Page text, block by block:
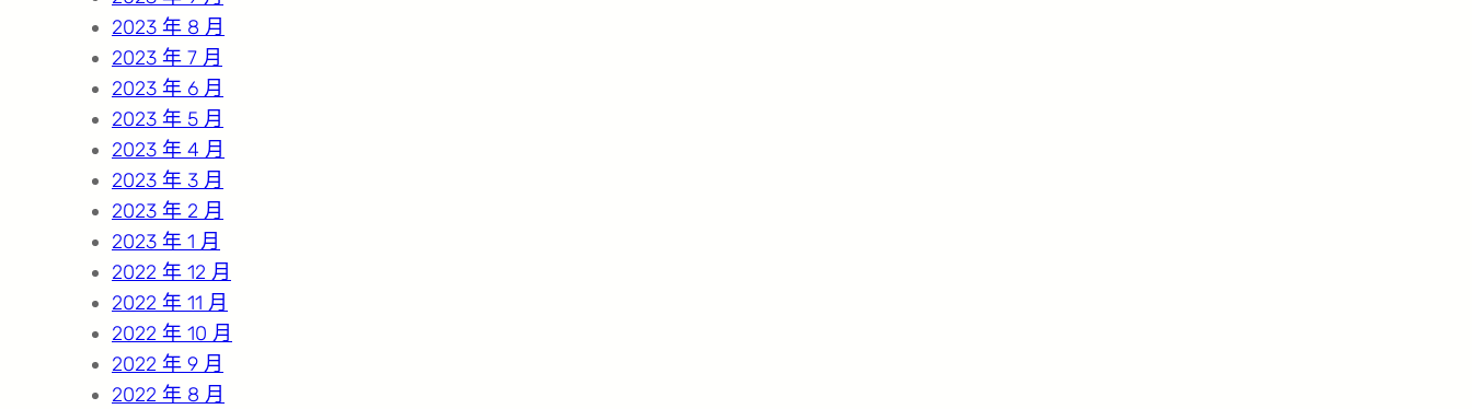
2023 年 8 月
2023 年 7 月
2023 年 6 月
2023 年 5 月
2023 年 4 月
2023 年 3 月
2023 年 2 月
2023 年 1 月
2022 年 12 月
2022 年 11 月
2022 年 10 月
2022 年 9 月
2022 年 8 月